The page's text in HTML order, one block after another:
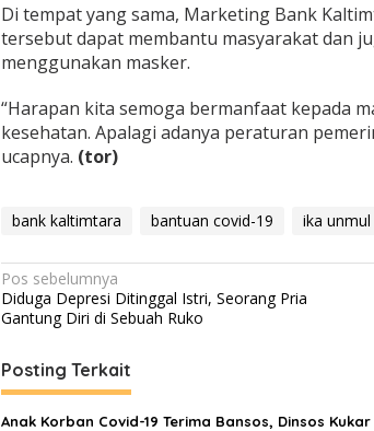
Di tempat yang sama, Marketing Bank
tersebut dapat membantu masyarakat dan
menggunakan masker.
“Harapan kita semoga bermanfaat kepada
kesehatan. Apalagi adanya peraturan
ucapnya. (tor)
bank kaltimtara bantuan covid-19 ika unmul
Navigasi
pos
Pos sebelumnya
Diduga Depresi Ditinggal Istri, Seorang Pria
Gantung Diri di Sebuah Ruko
Posting Terkait
Anak Korban Covid-19 Terima Bansos, Dinsos Kukar